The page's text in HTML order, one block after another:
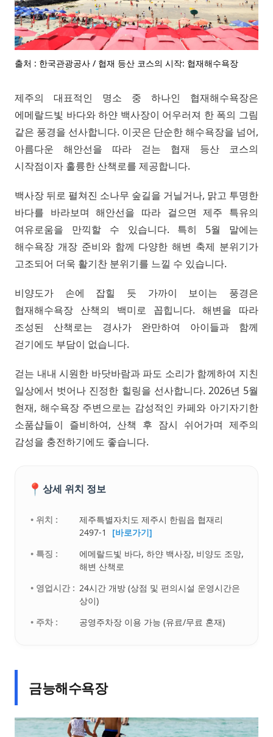
출처 : 한국관광공사 / 협재 등산 코스의 시작: 협재해수욕장
제주의 대표적인 명소 중 하나인 협재해수욕장은
에메랄드빛 바다와 하얀 백사장이 어우러져 한 폭의 그림
같은 풍경을 선사합니다. 이곳은 단순한 해수욕장을 넘어,
아름다운 해안선을 따라 걷는 협재 등산 코스의
시작점이자 훌륭한 산책로를 제공합니다.
백사장 뒤로 펼쳐진 소나무 숲길을 거닐거나, 맑고 투명한
바다를 바라보며 해안선을 따라 걸으면 제주 특유의
여유로움을 만끽할 수 있습니다. 특히 5월 말에는
해수욕장 개장 준비와 함께 다양한 해변 축제 분위기가
고조되어 더욱 활기찬 분위기를 느낄 수 있습니다.
비양도가 손에 잡힐 듯 가까이 보이는 풍경은
협재해수욕장 산책의 백미로 꼽힙니다. 해변을 따라
조성된 산책로는 경사가 완만하여 아이들과 함께
걷기에도 부담이 없습니다.
걷는 내내 시원한 바닷바람과 파도 소리가 함께하여 지친
일상에서 벗어나 진정한 힐링을 선사합니다. 2026년 5월
현재, 해수욕장 주변으로는 감성적인 카페와 아기자기한
소품샵들이 즐비하여, 산책 후 잠시 쉬어가며 제주의
감성을 충전하기에도 좋습니다.
📍 상세 위치 정보
• 위치 :
제주특별자치도 제주시 한림읍 협재리
2497-1
[바로가기]
• 특징 :
에메랄드빛 바다, 하얀 백사장, 비양도 조망,
해변 산책로
• 영업시간 : 24시간 개방 (상점 및 편의시설 운영시간은
상이)
• 주차 :
공영주차장 이용 가능 (유료/무료 혼재)
금능해수욕장